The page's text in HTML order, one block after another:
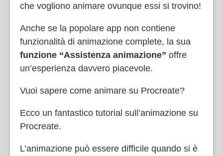
che vogliono animare ovunque essi si trovino!
Anche se la popolare app non contiene
funzionalità di animazione complete, la sua
funzione “Assistenza animazione” offre
un’esperienza davvero piacevole.
Vuoi sapere come animare su Procreate?
Ecco un fantastico tutorial sull’animazione su
Procreate.
L’animazione può essere difficile quando si è